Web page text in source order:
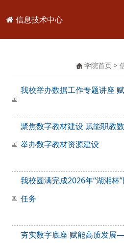
信息技术中心
学院首页 >
我校举办数据工作专题讲座
聚焦数字教材建设 赋能职
举办数字教材资源建设
我校圆满完成2026年“湖湘杯
任务
夯实数字底座 赋能高质发